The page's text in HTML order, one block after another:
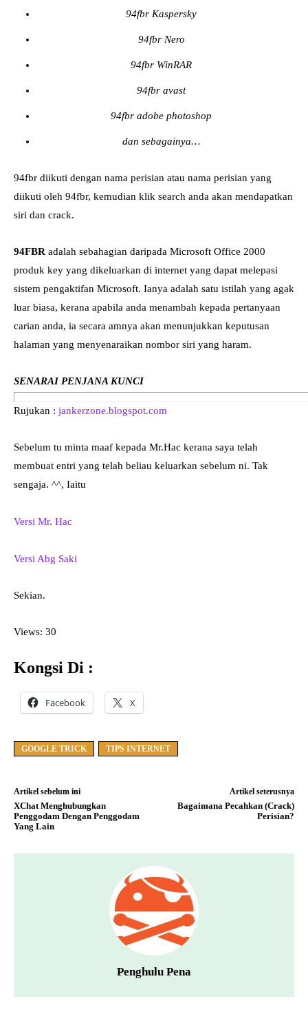
94fbr Kaspersky
94fbr Nero
94fbr WinRAR
94fbr avast
94fbr adobe photoshop
dan sebagainya…
94fbr diikuti dengan nama perisian atau nama perisian yang
diikuti oleh 94fbr, kemudian klik search anda akan mendapatkan
siri dan crack.
94FBR adalah sebahagian daripada Microsoft Office 2000
produk key yang dikeluarkan di internet yang dapat melepasi
sistem pengaktifan Microsoft. Ianya adalah satu istilah yang agak
luar biasa, kerana apabila anda menambah kepada pertanyaan
carian anda, ia secara amnya akan menunjukkan keputusan
halaman yang menyenaraikan nombor siri yang haram.
SENARAI PENJANA KUNCI
Rujukan : jankerzone.blogspot.com
Sebelum tu minta maaf kepada Mr.Hac kerana saya telah
membuat entri yang telah beliau keluarkan sebelum ni. Tak
sengaja. ^^, Iaitu
Versi Mr. Hac
Versi Abg Saki
Sekian.
Views: 30
Kongsi Di :
Facebook X
GOOGLE TRICK TIPS INTERNET
Artikel sebelum ini
XChat Menghubungkan
Penggodam Dengan Penggodam
Yang Lain
Artikel seterusnya
Bagaimana Pecahkan (Crack)
Perisian?
Penghulu Pena